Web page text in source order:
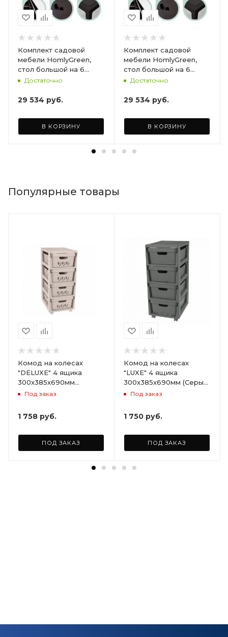
Комплект садовой
мебели HomlyGreen,
стол большой на 6
персон 153х79х70, 6
бордовыми подушками
Достаточно
29 534 руб.
В КОРЗИНУ
Комплект садовой
мебели HomlyGreen,
стол большой на 6
персон 153х79х70, 6
коричневыми
Достаточно
29 534 руб.
В КОРЗИНУ
Популярные товары
Комод на колесах
"DELUXE" 4 ящика
300х385х690мм
(Светло-бежевый)
Под заказ
1 758 руб.
ПОД ЗАКАЗ
Комод на колесах
"LUXE" 4 ящика
300х385х690мм (Серый)
ARD258086
Под заказ
1 750 руб.
ПОД ЗАКАЗ